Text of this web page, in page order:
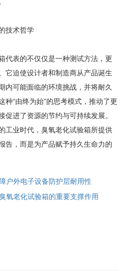
技术哲学
表的不仅仅是一种测试方法，更
它迫使设计者和制造商从产品诞生
内可能面临的环境挑战，并将耐久
种“由终为始”的思考模式，推动了更
促进了资源的节约与可持续发展。
工业时代，臭氧老化试验箱所提供
告，而是为产品赋予持久生命力的
户外电子设备防护层耐用性
氧老化试验箱的重要支撑作用